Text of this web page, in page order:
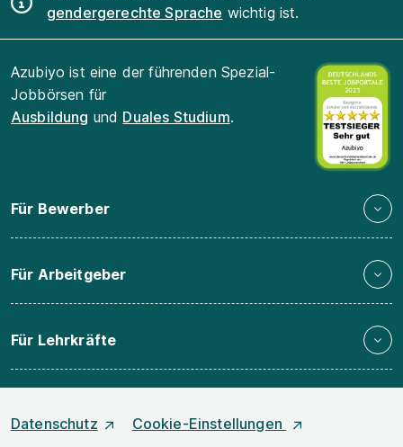
gendergerechte Sprache wichtig ist.
Azubiyo ist eine der führenden Spezial-
Jobbörsen für
Ausbildung und Duales Studium.
Für Bewerber
Für Arbeitgeber
Für Lehrkräfte
Datenschutz
Cookie-Einstellungen